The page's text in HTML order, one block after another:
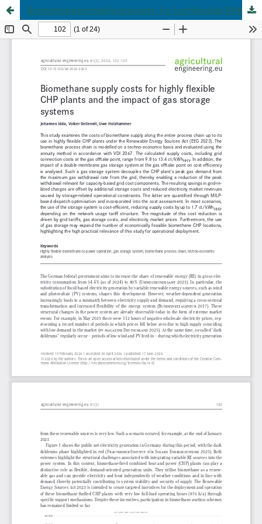
Biomethanbereitstellungskosten für hochflexible BHKW und der Einfluss eines Gasspeichers